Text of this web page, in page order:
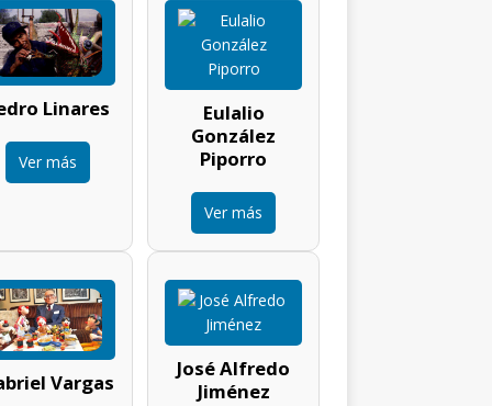
Linares
Ver más
Eulalio
González
Piporro
Ver más
Vargas
José Alfredo
Jiménez